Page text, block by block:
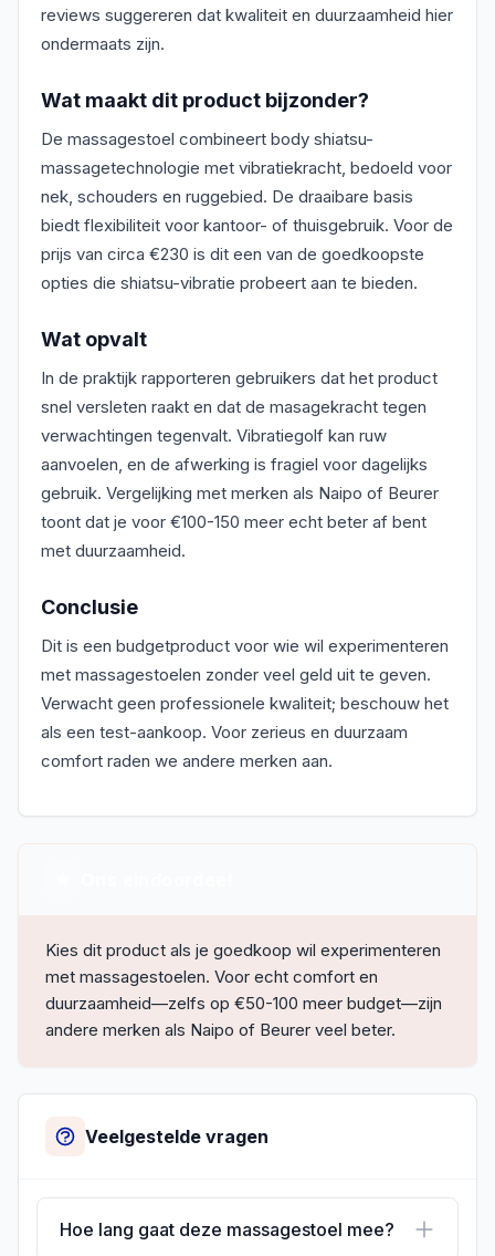
reviews suggereren dat kwaliteit en duurzaamheid hier
ondermaats zijn.
Wat maakt dit product bijzonder?
De massagestoel combineert body shiatsu-
massagetechnologie met vibratiekracht, bedoeld voor
nek, schouders en ruggebied. De draaibare basis
biedt flexibiliteit voor kantoor- of thuisgebruik. Voor de
prijs van circa €230 is dit een van de goedkoopste
opties die shiatsu-vibratie probeert aan te bieden.
Wat opvalt
In de praktijk rapporteren gebruikers dat het product
snel versleten raakt en dat de masagekracht tegen
verwachtingen tegenvalt. Vibratiegolf kan ruw
aanvoelen, en de afwerking is fragiel voor dagelijks
gebruik. Vergelijking met merken als Naipo of Beurer
toont dat je voor €100-150 meer echt beter af bent
met duurzaamheid.
Conclusie
Dit is een budgetproduct voor wie wil experimenteren
met massagestoelen zonder veel geld uit te geven.
Verwacht geen professionele kwaliteit; beschouw het
als een test-aankoop. Voor zerieus en duurzaam
comfort raden we andere merken aan.
Kies dit product als je goedkoop wil experimenteren
met massagestoelen. Voor echt comfort en
duurzaamheid—zelfs op €50-100 meer budget—zijn
andere merken als Naipo of Beurer veel beter.
Veelgestelde vragen
Hoe lang gaat deze massagestoel mee?